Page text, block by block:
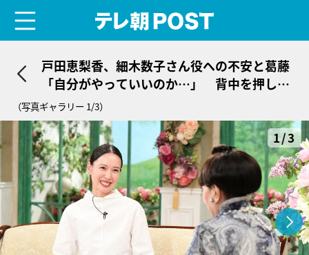
戸田恵梨香、細木数子さん役への不安と葛藤
「自分がやっていいのか…」 背中を押し
た“意外な一言”
（写真ギャラリー 1/3）
1/3